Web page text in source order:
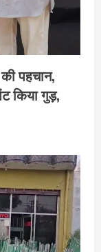
पहचान,
किया गुड़,